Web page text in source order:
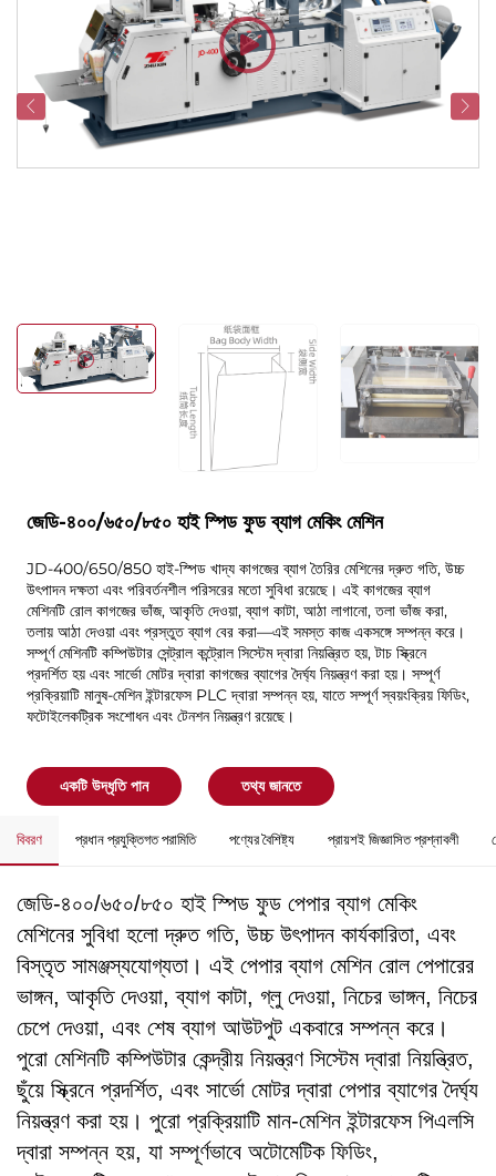
জেডি-৪০০/৬৫০/৮৫০ হাই স্পিড ফুড ব্যাগ মেকিং মেশিন
JD-400/650/850 হাই-স্পিড খাদ্য কাগজের ব্যাগ তৈরির মেশিনের দ্রুত গতি, উচ্চ
উৎপাদন দক্ষতা এবং পরিবর্তনশীল পরিসরের মতো সুবিধা রয়েছে। এই কাগজের ব্যাগ
মেশিনটি রোল কাগজের ভাঁজ, আকৃতি দেওয়া, ব্যাগ কাটা, আঠা লাগানো, তলা ভাঁজ করা,
তলায় আঠা দেওয়া এবং প্রস্তুত ব্যাগ বের করা—এই সমস্ত কাজ একসঙ্গে সম্পন্ন করে।
সম্পূর্ণ মেশিনটি কম্পিউটার সেন্ট্রাল কন্ট্রোল সিস্টেম দ্বারা নিয়ন্ত্রিত হয়, টাচ স্ক্রিনে
প্রদর্শিত হয় এবং সার্ভো মোটর দ্বারা কাগজের ব্যাগের দৈর্ঘ্য নিয়ন্ত্রণ করা হয়। সম্পূর্ণ
প্রক্রিয়াটি মানুষ-মেশিন ইন্টারফেস PLC দ্বারা সম্পন্ন হয়, যাতে সম্পূর্ণ স্বয়ংক্রিয় ফিডিং,
ফটোইলেকট্রিক সংশোধন এবং টেনশন নিয়ন্ত্রণ রয়েছে।
একটি উদ্ধৃতি পান তথ্য জানতে
বিবরণ প্রধান প্রযুক্তিগত পরামিতি পণ্যের বৈশিষ্ট্য প্রায়শই জিজ্ঞাসিত প্রশ্নাবলী
জেডি-৪০০/৬৫০/৮৫০ হাই স্পিড ফুড পেপার ব্যাগ মেকিং
মেশিনের সুবিধা হলো দ্রুত গতি, উচ্চ উৎপাদন কার্যকারিতা, এবং
বিস্তৃত সামঞ্জস্যযোগ্যতা। এই পেপার ব্যাগ মেশিন রোল পেপারের
ভাঙ্গন, আকৃতি দেওয়া, ব্যাগ কাটা, গ্লু দেওয়া, নিচের ভাঙ্গন, নিচের
চেপে দেওয়া, এবং শেষ ব্যাগ আউটপুট একবারে সম্পন্ন করে।
পুরো মেশিনটি কম্পিউটার কেন্দ্রীয় নিয়ন্ত্রণ সিস্টেম দ্বারা নিয়ন্ত্রিত,
ছুঁয়ে স্ক্রিনে প্রদর্শিত, এবং সার্ভো মোটর দ্বারা পেপার ব্যাগের দৈর্ঘ্য
নিয়ন্ত্রণ করা হয়। পুরো প্রক্রিয়াটি মান-মেশিন ইন্টারফেস পিএলসি
দ্বারা সম্পন্ন হয়, যা সম্পূর্ণভাবে অটোমেটিক ফিডিং,